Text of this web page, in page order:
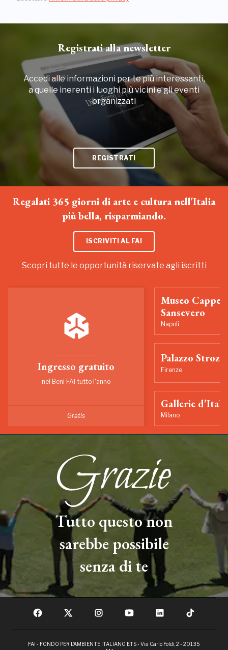
Registrati alla newsletter
Accedi alle informazioni per te più interessanti,
a quelle inerenti i luoghi più vicini e gli eventi
organizzati
REGISTRATI
Regalati 365 giorni di arte e cultura nell'Italia
più bella, risparmiando.
ISCRIVITI AL FAI
Scopri tutte le opportunità riservate agli iscritti
Ingresso gratuito
nei Beni FAI tutto l'anno
Gratis
Museo
Sansevero
Napoli
Palazzo Strozzi
Firenze
Gallerie
Milano
Tutto questo non
sarebbe possibile
senza di te
FAI - FONDO PER L'AMBIENTE ITALIANO ETS - Via Carlo Foldi, 2 - 20135